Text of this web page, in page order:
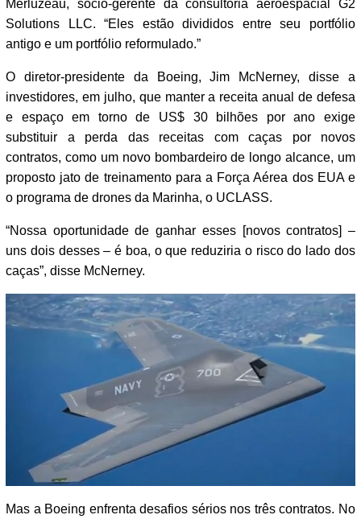
Merluzeau, sócio-gerente da consultoria aeroespacial G2
Solutions LLC. “Eles estão divididos entre seu portfólio
antigo e um portfólio reformulado.”
O diretor-presidente da Boeing, Jim McNerney, disse a
investidores, em julho, que manter a receita anual de defesa
e espaço em torno de US$ 30 bilhões por ano exige
substituir a perda das receitas com caças por novos
contratos, como um novo bombardeiro de longo alcance, um
proposto jato de treinamento para a Força Aérea dos EUA e
o programa de drones da Marinha, o UCLASS.
“Nossa oportunidade de ganhar esses [novos contratos] –
uns dois desses – é boa, o que reduziria o risco do lado dos
caças”, disse McNerney.
Mas a Boeing enfrenta desafios sérios nos três contratos. No